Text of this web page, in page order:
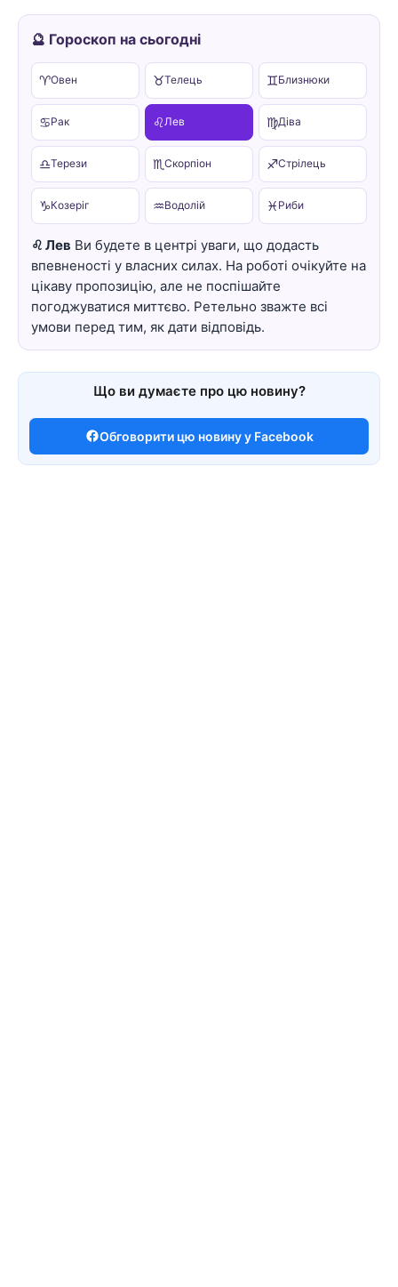
🔮 Гороскоп на сьогодні
♈Овен ♉Телець ♊Близнюки
♋Рак ♌Лев ♍Діва
♎Терези ♏ Скорпіон ♐Стрілець
♑Козеріг ♒Водолій ♓ Риби
♌ Лев Ви будете в центрі уваги, що додасть
впевненості у власних силах. На роботі очікуйте на
цікаву пропозицію, але не поспішайте
погоджуватися миттєво. Ретельно зважте всі
умови перед тим, як дати відповідь.
Що ви думаєте про цю новину?
Обговорити цю новину у Facebook